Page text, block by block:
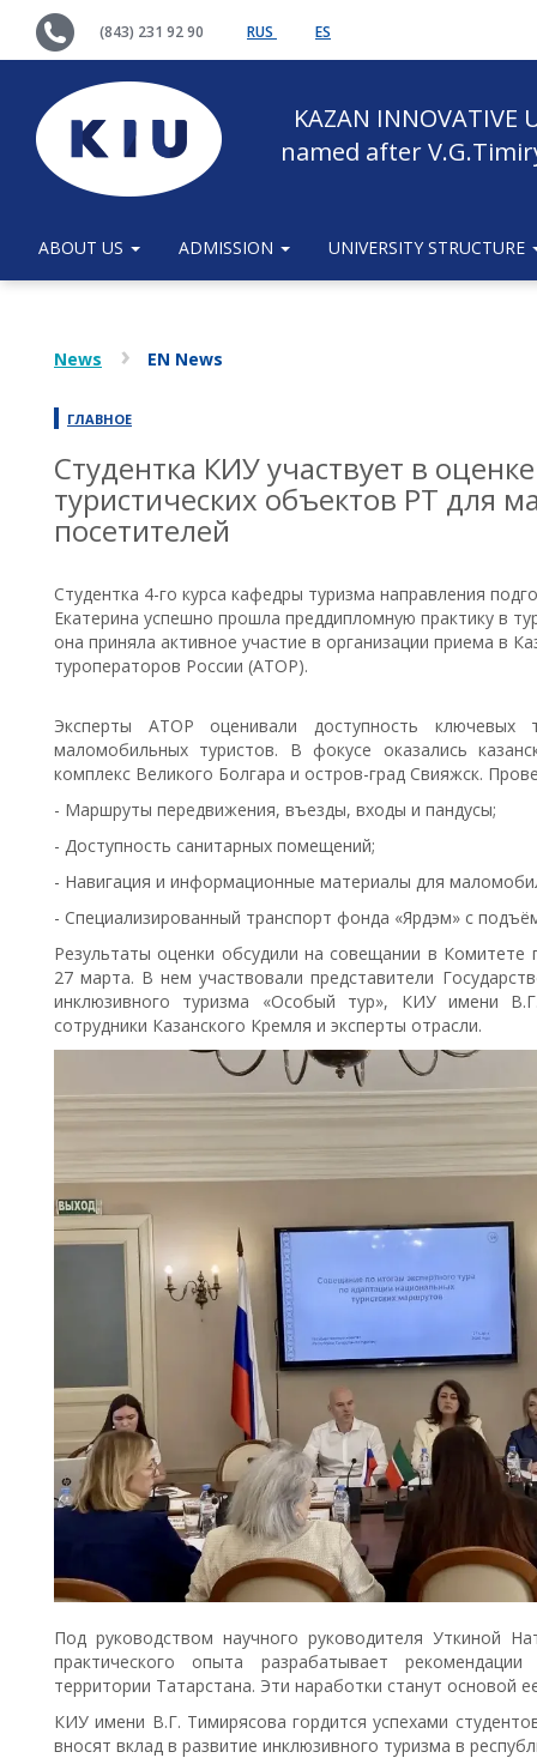
(843) 231 92 90 RUS ES
KAZAN INNOVATIVE
named after
ABOUT US ADMISSION UNIVERSITY STRUCTURE
News EN News
ГЛАВНОЕ
Студентка КИУ участвует в
туристических объектов РТ для
посетителей
Студентка 4-го курса кафедры туризма направления
Екатерина успешно прошла преддипломную практику в
она приняла активное участие в организации приема в
туроператоров России (АТОР).
Эксперты АТОР оценивали доступность ключевых
маломобильных туристов. В фокусе оказались
комплекс Великого Болгара и остров-град Свияжск.
- Маршруты передвижения, въезды, входы и пандусы;
- Доступность санитарных помещений;
- Навигация и информационные материалы для
- Специализированный транспорт фонда «Ярдэм» с
Результаты оценки обсудили на совещании в Комитете
27 марта. В нем участвовали представители
инклюзивного туризма «Особый тур», КИУ имени
сотрудники Казанского Кремля и эксперты отрасли.
Под руководством научного руководителя Уткиной
практического опыта разрабатывает
территории Татарстана. Эти наработки станут основой
КИУ имени В.Г. Тимирясова гордится успехами
вносят вклад в развитие инклюзивного туризма в